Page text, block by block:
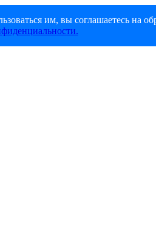
им, вы соглашаетесь на